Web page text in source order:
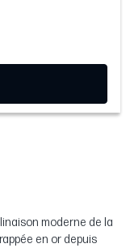
moderne de la
en or depuis